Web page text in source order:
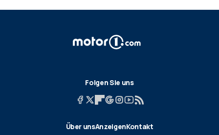
Folgen Sie uns
Über unsAnzeigenKontakt